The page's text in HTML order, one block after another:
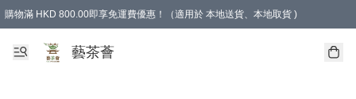
購物滿 HKD 800.00即享免運費優惠！（適用於 本地送貨、本地取貨 )
藝茶薈